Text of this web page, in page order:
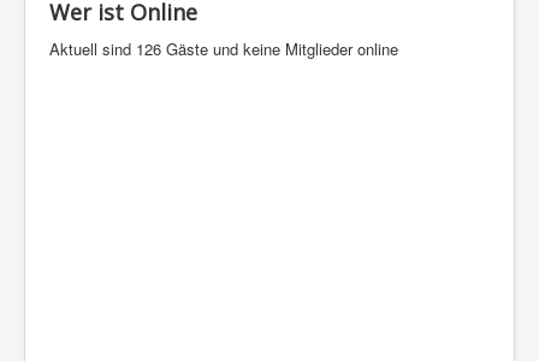
Wer ist Online
Aktuell sind 126 Gäste und keine Mitglieder online